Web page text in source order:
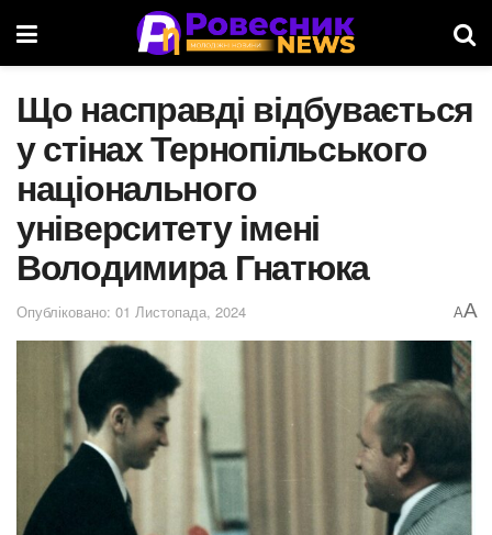
Що насправді відбувається
у стінах Тернопільського
національного
університету імені
Володимира Гнатюка
Опубліковано: 01 Листопада, 2024 AA